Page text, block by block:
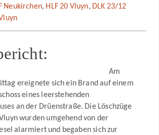
Neukirchen, HLF 20 Vluyn, DLK 23/12
Am
ereignete sich ein Brand auf einem
eines leerstehenden
an der Drüenstraße. Die Löschzüge
wurden umgehend von der
alarmiert und begaben sich zur